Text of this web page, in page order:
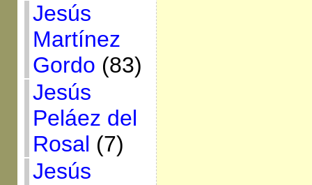
Jesús
Martínez
Gordo (83)
Jesús
Peláez del
Rosal (7)
Jesús